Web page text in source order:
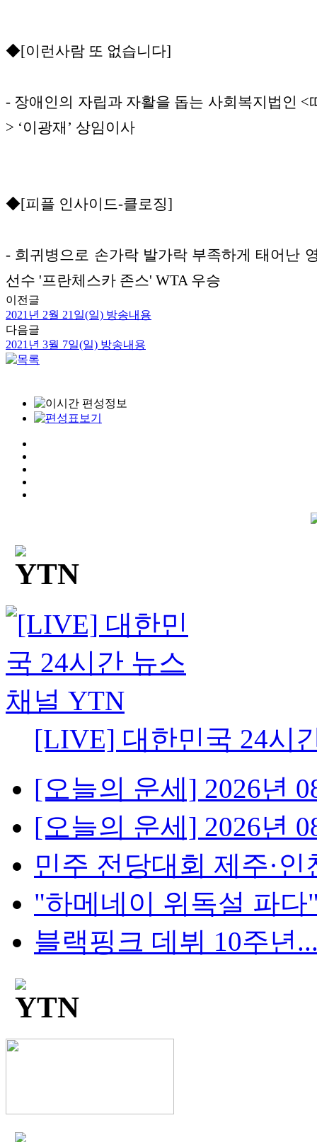
◆[이런사람 또 없습니다]
- 장애인의 자립과 자활을 돕는 사회복지법인 <
> ‘이광재’ 상임이사
◆[피플 인사이드-클로징]
- 희귀병으로 손가락 발가락 부족하게 태어난
선수 '프란체스카 존스' WTA 우승
이전글
2021년 2월 21일(일) 방송내용
다음글
2021년 3월 7일(일) 방송내용
[LIVE] 대한민국 24시
[오늘의 운세] 2026년
[오늘의 운세] 2026년
민주 전당대회 제주·인
"하메네이 위독설 파다
블랙핑크 데뷔 10주년